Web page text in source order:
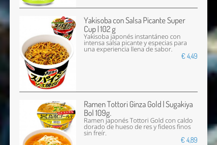
Yakisoba con Salsa Picante Super
Cup | 102 g
Yakisoba japonés instantáneo con
intensa salsa picante y especias para
una experiencia llena de sabor.
€ 4,49
Ramen Tottori Ginza Gold | Sugakiya
Bol 109g.
Ramen japonés Tottori Gold con caldo
dorado de hueso de res y fideos finos
sin freír.
€ 4,89